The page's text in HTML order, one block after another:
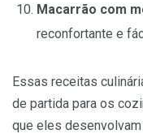
Macarrão com
reconfortante e
Essas receitas
de partida para os
que eles